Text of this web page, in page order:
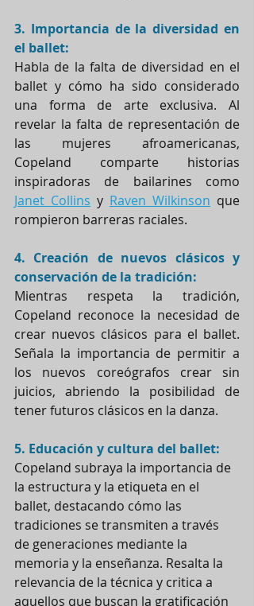
3. Importancia de la diversidad en
el ballet:
Habla de la falta de diversidad en el
ballet y cómo ha sido considerado
una forma de arte exclusiva. Al
revelar la falta de representación de
las mujeres afroamericanas,
Copeland comparte historias
Janet Collins y Raven Wilkinson que
rompieron barreras raciales.
4. Creación de nuevos clásicos y
conservación de la tradición:
Mientras respeta la tradición,
Copeland reconoce la necesidad de
crear nuevos clásicos para el ballet.
Señala la importancia de permitir a
los nuevos coreógrafos crear sin
juicios, abriendo la posibilidad de
tener futuros clásicos en la danza.
5. Educación y cultura del ballet:
Copeland subraya la importancia de
la estructura y la etiqueta en el
ballet, destacando cómo las
tradiciones se transmiten a través
de generaciones mediante la
memoria y la enseñanza. Resalta la
relevancia de la técnica y critica a
aquellos que buscan la gratificación